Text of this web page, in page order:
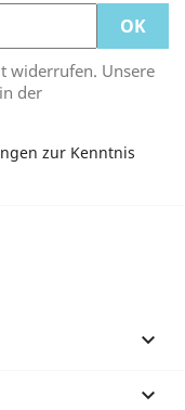
widerrufen. Unsere
der
zur Kenntnis

